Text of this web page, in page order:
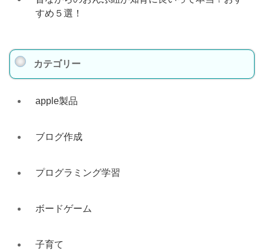
すめ５選！
カテゴリー
apple製品
ブログ作成
プログラミング学習
ボードゲーム
子育て